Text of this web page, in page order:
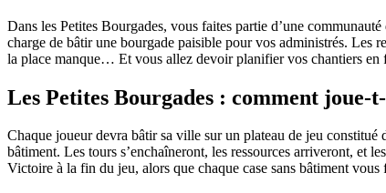
Dans les Petites Bourgades, vous faites partie d’une
charge de bâtir une bourgade paisible pour vos administrés. Les
la place manque… Et vous allez devoir planifier vos chantiers en
Les Petites Bourgades : comment joue-
Chaque joueur devra bâtir sa ville sur un plateau de jeu constitué
bâtiment. Les tours s’enchaîneront, les ressources arriveront, et
Victoire à la fin du jeu, alors que chaque case sans bâtiment